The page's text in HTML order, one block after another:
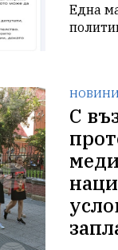
Една
НОВИНИ
С